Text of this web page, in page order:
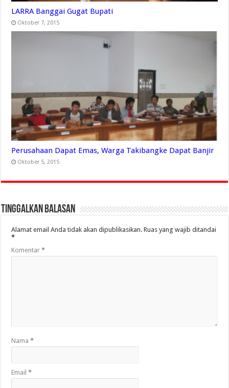
LARRA Banggai Gugat Bupati
Oktober 7, 2015
Perusahaan Dapat Emas, Warga Takibangke Dapat Banjir
Oktober 5, 2015
Tinggalkan Balasan
Alamat email Anda tidak akan dipublikasikan. Ruas yang wajib ditandai
*
Komentar*
Nama*
Email*